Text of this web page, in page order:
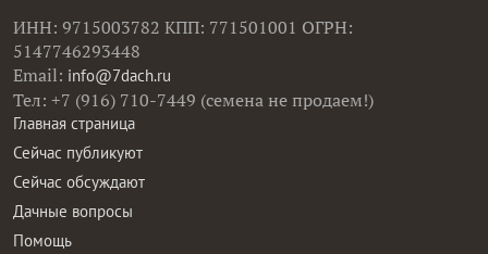
ИНН: 9715003782 КПП: 771501001 ОГРН:
5147746293448
Email: info@7dach.ru
Тел: +7 (916) 710-7449 (семена не продаем!)
Главная страница
Сейчас публикуют
Сейчас обсуждают
Дачные вопросы
Помощь